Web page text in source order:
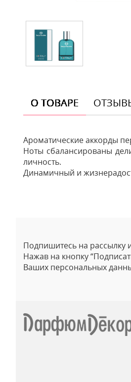
О ТОВАРЕ
Ароматические аккорды
Ноты сбалансированы
личность.
Динамичный и
Подпишитесь на рассылку
Нажав на кнопку
Ваших персональных